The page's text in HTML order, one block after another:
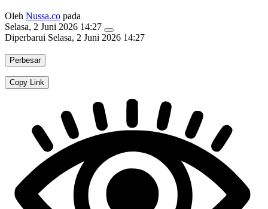
Oleh Nussa.co pada
Selasa, 2 Juni 2026 14:27
Diperbarui Selasa, 2 Juni 2026 14:27
Perbesar
Copy Link